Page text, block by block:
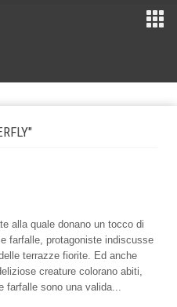
alla quale donano un tocco di
farfalle, protagoniste indiscusse
terrazze fiorite. Ed anche
creature colorano abiti,
farfalle sono una valida...